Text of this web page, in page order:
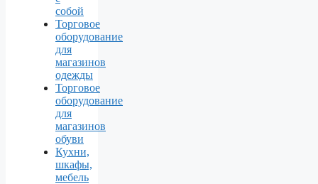
собой
Торговое
оборудование
для
магазинов
одежды
Торговое
оборудование
для
магазинов
обуви
Кухни,
шкафы,
мебель